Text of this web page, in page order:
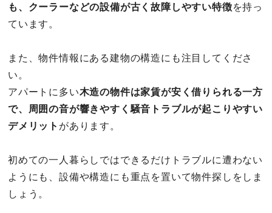
も、クーラーなどの設備が古く故障しやすい特徴を持っ
ています。
また、物件情報にある建物の構造にも注目してくださ
い。
アパートに多い木造の物件は家賃が安く借りられる一方
で、周囲の音が響きやすく騒音トラブルが起こりやすい
デメリット があります。
初めての一人暮らしではできるだけトラブルに遭わない
ようにも、設備や構造にも重点を置いて物件探しをしま
しょう。